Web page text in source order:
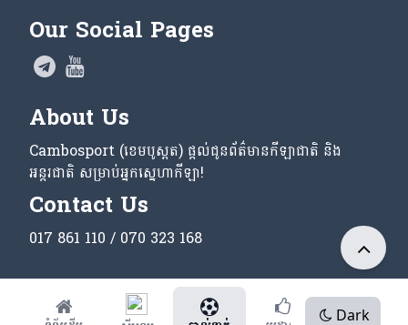
Dark
Our Social Pages
About Us
Cambosport (ខេមបូស្ពត) ផ្តល់ជូនព័ត៌មានកីឡាជាតិ និង
អន្តរជាតិ សម្រាប់អ្នកស្នេហាកីឡា!
Contact Us
017 861 110 / 070 323 168